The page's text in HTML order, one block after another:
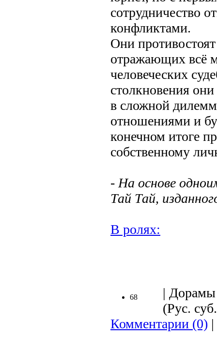
сотрудничество
конфликтами.
Они
отражающих всё
человеческих
столкновения
в сложной
отношениями и
конечном итоге
собственному
- На основе
Тай Тай,
В ролях:
68
|
(Рус.
Комментарии (0) |